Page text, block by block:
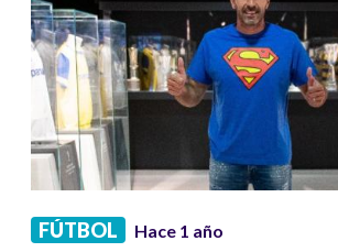
FÚTBOL Hace 1 año